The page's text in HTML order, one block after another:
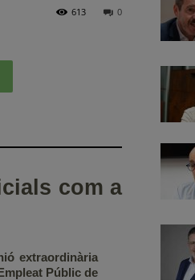
0
613
com a
extraordinària
Públic de